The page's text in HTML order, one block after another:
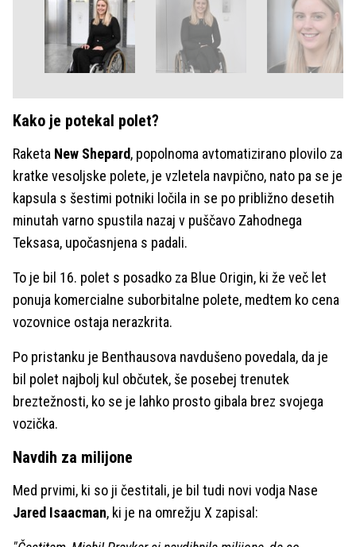
Kako je potekal polet?
Raketa New Shepard, popolnoma avtomatizirano plovilo za
kratke vesoljske polete, je vzletela navpično, nato pa se je
kapsula s šestimi potniki ločila in se po približno desetih
minutah varno spustila nazaj v puščavo Zahodnega
Teksasa, upočasnjena s padali.
To je bil 16. polet s posadko za Blue Origin, ki že več let
ponuja komercialne suborbitalne polete, medtem ko cena
vozovnice ostaja nerazkrita.
Po pristanku je Benthausova navdušeno povedala, da je
bil polet najbolj kul občutek, še posebej trenutek
breztežnosti, ko se je lahko prosto gibala brez svojega
vozička.
Navdih za milijone
Med prvimi, ki so ji čestitali, je bil tudi novi vodja Nase
Jared Isaacman, ki je na omrežju X zapisal: